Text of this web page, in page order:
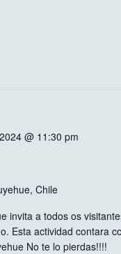
@ 11:30 pm
Chile
invita a todos os
Esta actividad contara
No te lo pierdas!!!!